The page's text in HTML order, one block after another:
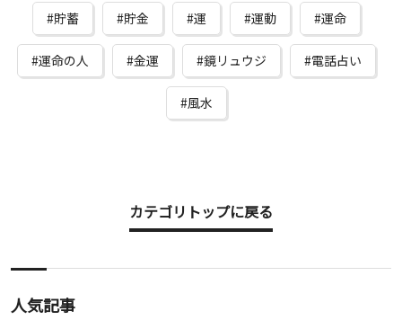
貯蓄 貯金 運 運動 運命
運命の人 金運 鏡リュウジ 電話占い
風水
カテゴリトップに戻る
人気記事